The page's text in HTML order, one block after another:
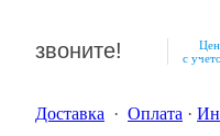
звоните!
с
Доставка · Оплата ·